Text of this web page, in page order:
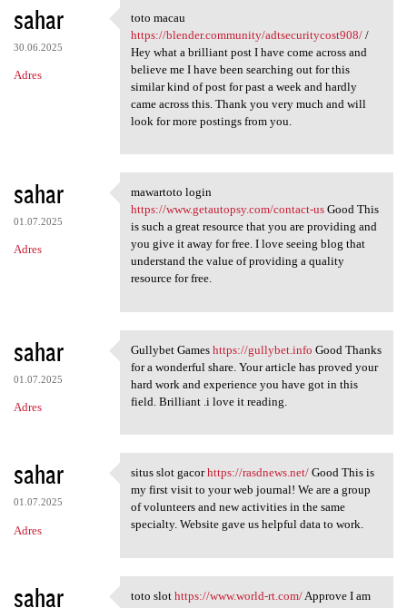
sahar
30.06.2025
Adres
toto macau https://blender
toto macau
https://blender.community/adtsecuritycost908//
Hey what a brilliant post I have come across and
believe me I have been searching out for this
similar kind of post for past a week and hardly
came across this. Thank you very much and will
look for more postings from you.
sahar
01.07.2025
Adres
mawartoto login https://www
mawartoto login
https://www.getautopsy.com/contact-usGood This
is such a great resource that you are providing and
you give it away for free. I love seeing blog that
understand the value of providing a quality
resource for free.
sahar
01.07.2025
Adres
Gullybet Games https:/
Gullybet Games https://gullybet.info Good Thanks
for a wonderful share. Your article has proved your
hard work and experience you have got in this
field. Brilliant .i love it reading.
sahar
01.07.2025
Adres
situs slot gacor https:/
situs slot gacorhttps://rasdnews.net/Good This is
my first visit to your web journal! We are a group
of volunteers and new activities in the same
specialty. Website gave us helpful data to work.
sahar toto slot https://www.world-rt.com/Approve I am